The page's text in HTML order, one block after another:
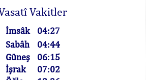
Vakitler
İmsâk
04:27
Sabâh
04:44
Güneş
06:15
İşrak
07:02